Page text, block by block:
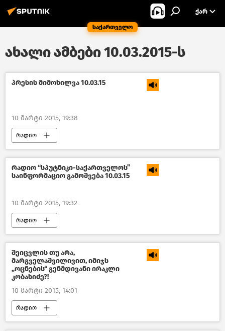
საქართველო
ᲥᲐᲠ
ახალი ამბები 10.03.2015-ს
პრესის მიმოხილვა 10.03.15
10 მარტი 2015, 19:38
რადიო
რადიო “სპუტნიკი-საქართველოს”
საინფორმაციო გამოშვება 10.03.15
10 მარტი 2015, 19:32
რადიო
შეიცვლის თუ არა,
მარგველაშვილივით, იმიჯს
„ოცნების“ გენმდივანი ირაკლი
კობახიძე?!
10 მარტი 2015, 14:01
რადიო